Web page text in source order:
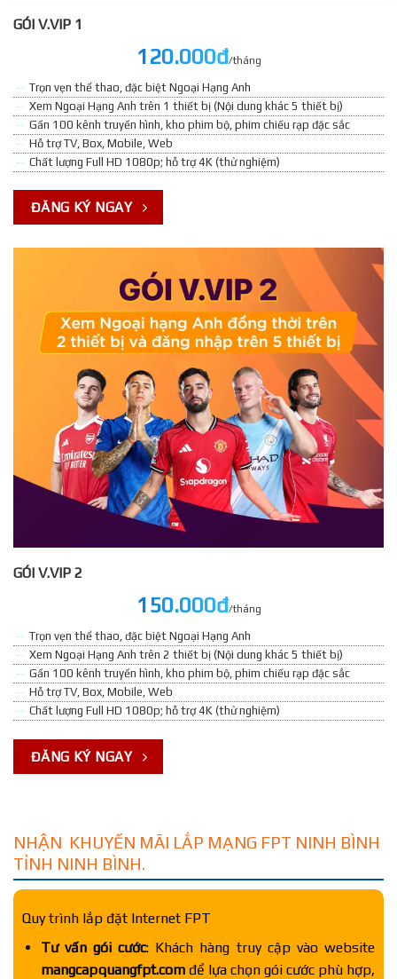
GÓI V.VIP 1
120.000đ/tháng
Trọn vẹn thể thao, đặc biệt Ngoại Hạng Anh
Xem Ngoại Hạng Anh trên 1 thiết bị (Nội dung khác 5 thiết bị)
Gần 100 kênh truyền hình, kho phim bộ, phim chiếu rạp đặc sắc
Hỗ trợ TV, Box, Mobile, Web
Chất lượng Full HD 1080p; hỗ trợ 4K (thử nghiệm)
ĐĂNG KÝ NGAY
GÓI V.VIP 2
150.000đ/tháng
Trọn vẹn thể thao, đặc biệt Ngoại Hạng Anh
Xem Ngoại Hạng Anh trên 2 thiết bị (Nội dung khác 5 thiết bị)
Gần 100 kênh truyền hình, kho phim bộ, phim chiếu rạp đặc sắc
Hỗ trợ TV, Box, Mobile, Web
Chất lượng Full HD 1080p; hỗ trợ 4K (thử nghiệm)
ĐĂNG KÝ NGAY
NHẬN KHUYẾN MÃI LẮP MẠNG FPT NINH BÌNH
TỈNH NINH BÌNH.
Quy trình lắp đặt Internet FPT
Tư vấn gói cước: Khách hàng truy cập vào website
mangcapquangfpt.comđể lựa chọn gói cước phù hợp,